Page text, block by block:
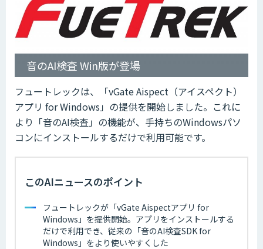
音のAI検査 Win版が登場
フュートレックは、「vGate Aispect（アイスペクト）
アプリ for Windows」の提供を開始しました。これに
より「音のAI検査」の機能が、手持ちのWindowsパソ
コンにインストールするだけで利用可能です。
このAIニュースのポイント
フュートレックが「vGate Aispectアプリ for
Windows」を提供開始。アプリをインストールする
だけで利用でき、従来の「音のAI検査SDK for
Windows」をより使いやすくした